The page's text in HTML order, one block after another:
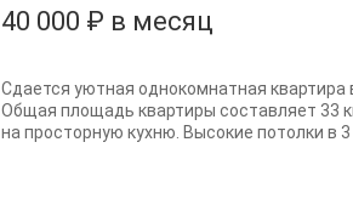
40 000 ₽ в месяц
Сдается уютная однокомнатная
Общая площадь квартиры составляет 33
на просторную кухню. Высокие потолки в